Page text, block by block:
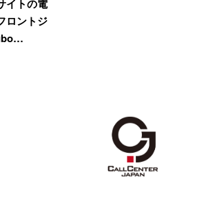
イトの電
ロントジ